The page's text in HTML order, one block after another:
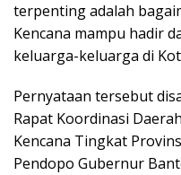
terpenting adalah
Kencana mampu hadir
keluarga-keluarga di
Pernyataan tersebut
Rapat Koordinasi
Kencana Tingkat
Pendopo Gubernur